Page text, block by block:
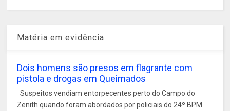
Matéria em evidência
Dois homens são presos em flagrante com
pistola e drogas em Queimados
Suspeitos vendiam entorpecentes perto do Campo do
Zenith quando foram abordados por policiais do 24º BPM